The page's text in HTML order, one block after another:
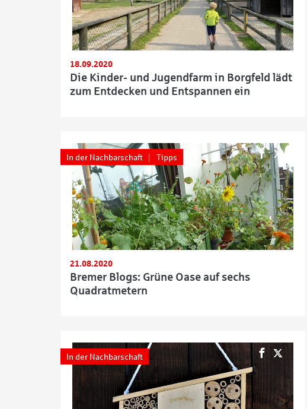
18.09.2020
Die Kinder- und Jugendfarm in Borgfeld lädt
zum Entdecken und Entspannen ein
In der Nachbarschaft Tipps
21.08.2020
Bremer Blogs: Grüne Oase auf sechs
Quadratmetern
In der Nachbarschaft